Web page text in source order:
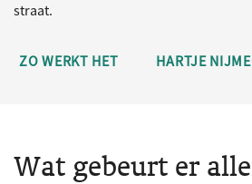
straat.
ZO WERKT HET HARTJE
Wat gebeurt er